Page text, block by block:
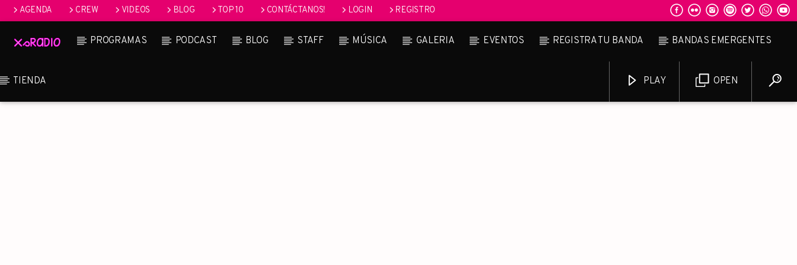
AGENDA CREW VIDEOS BLOG TOP 10 CONTÁCTANOS! LOGIN REGISTRO
PROGRAMAS PODCAST BLOG STAFF MÚSICA GALERIA EVENTOS REGISTRA TU BANDA BANDAS EMERGENTES
TIENDA OPEN
PLAY